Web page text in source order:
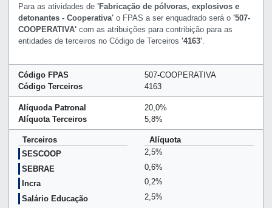
Para as atividades de 'Fabricação de pólvoras, explosivos e
detonantes - Cooperativa'o FPAS a ser enquadrado será o '507-
COOPERATIVA'com as atribuições para contribição para as
entidades de terceiros no Código de Terceiros '4163'.
Código FPAS
507-COOPERATIVA
Código Terceiros
4163
Alíquoda Patronal
20,0%
Alíquota Terceiros
5,8%
Terceiros
Alíquota
SESCOOP
2,5%
SEBRAE
0,6%
Incra
0,2%
Salário Educação
2,5%